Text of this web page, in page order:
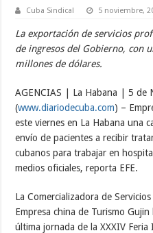
Cuba Sindical 5 noviembre,
La exportación de servicios
de ingresos del Gobierno, con
millones de dólares.
AGENCIAS | La Habana | 5 de
(www.diariodecuba.com) –
este viernes en La Habana una
envío de pacientes a recibir
cubanos para trabajar en
medios oficiales, reporta EFE.
La Comercializadora de
Empresa china de Turismo
última jornada de la XXXIV